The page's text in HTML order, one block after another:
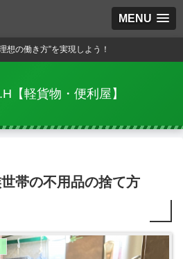
MENU
想の働き方”を実現しよう！
【軽貨物・便利屋】
世帯の不用品の捨て方